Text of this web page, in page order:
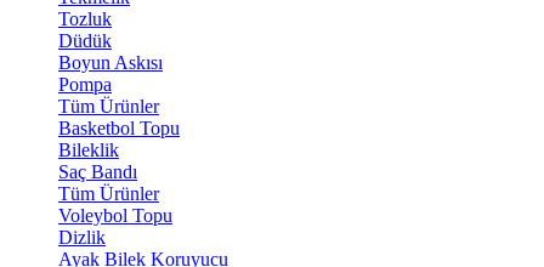
Tozluk
Düdük
Boyun Askısı
Pompa
Tüm Ürünler
Basketbol Topu
Bileklik
Saç Bandı
Tüm Ürünler
Voleybol Topu
Dizlik
Ayak Bilek Koruyucu